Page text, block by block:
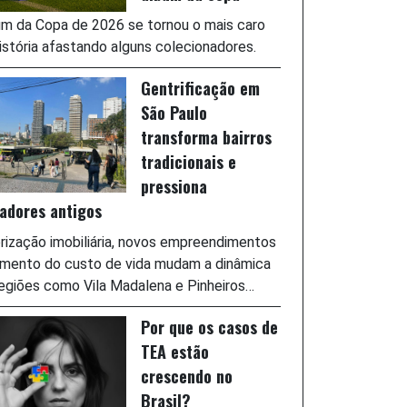
da Copa de 2026 se tornou o mais caro
afastando alguns colecionadores.
Gentrificação em
São Paulo
transforma bairros
tradicionais e
pressiona
antigos
imobiliária, novos empreendimentos
do custo de vida mudam a dinâmica
como Vila Madalena e Pinheiros…
Por que os casos de
TEA estão
crescendo no
Brasil?